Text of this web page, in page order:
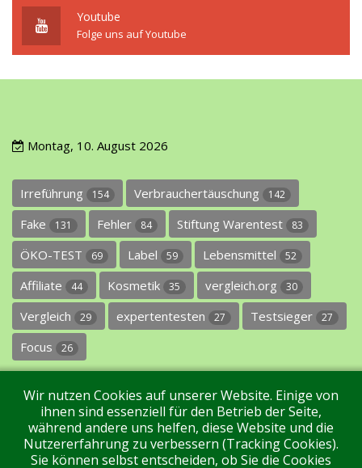
Youtube
Folge uns auf Youtube
Montag, 10. August 2026
Irreführung 154 Verbrauchertäuschung 142
Fake 131 Fehler 84 Stiftung Warentest 83
ÖKO-TEST 69 Label 59 Lebensmittel 52
Affiliate 44 Kosmetik 35 vergleich.org 30
Vergleich 29 expertentesten 27 Testsieger 27
Focus 26
Wir nutzen Cookies auf unserer Website. Einige von
ihnen sind essenziell für den Betrieb der Seite,
während andere uns helfen, diese Website und die
Nutzererfahrung zu verbessern (Tracking Cookies).
Sie können selbst entscheiden, ob Sie die Cookies